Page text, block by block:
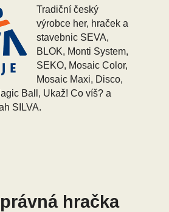
Tradiční český
výrobce her, hraček a
stavebnic SEVA,
BLOK, Monti System,
SEKO, Mosaic Color,
Mosaic Maxi, Disco,
Ball, Ukaž! Co víš? a
SILVA.
hračka